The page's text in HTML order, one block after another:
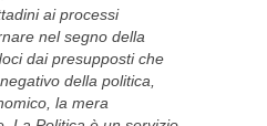
ai processi
nel segno della
dai presupposti che
della politica,
la mera